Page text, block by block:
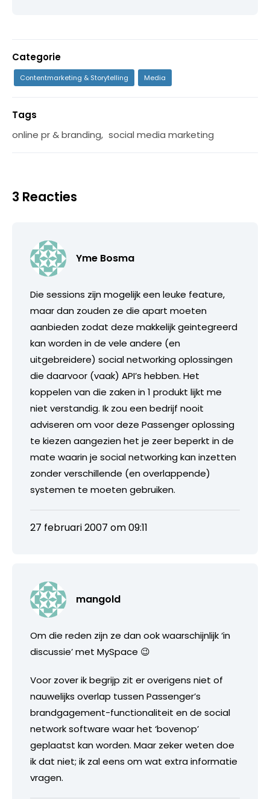
Categorie
Contentmarketing & Storytelling Media
Tags
online pr & branding, social media marketing
3 Reacties
Yme Bosma
Die sessions zijn mogelijk een leuke feature,
maar dan zouden ze die apart moeten
aanbieden zodat deze makkelijk geintegreerd
kan worden in de vele andere (en
uitgebreidere) social networking oplossingen
die daarvoor (vaak) API’s hebben. Het
koppelen van die zaken in 1 produkt lijkt me
niet verstandig. Ik zou een bedrijf nooit
adviseren om voor deze Passenger oplossing
te kiezen aangezien het je zeer beperkt in de
mate waarin je social networking kan inzetten
zonder verschillende (en overlappende)
systemen te moeten gebruiken.
27 februari 2007 om 09:11
mangold
Om die reden zijn ze dan ook waarschijnlijk ‘in
discussie’ met MySpace 😉
Voor zover ik begrijp zit er overigens niet of
nauwelijks overlap tussen Passenger’s
brandgagement-functionaliteit en de social
network software waar het ‘bovenop’
geplaatst kan worden. Maar zeker weten doe
ik dat niet; ik zal eens om wat extra informatie
vragen.